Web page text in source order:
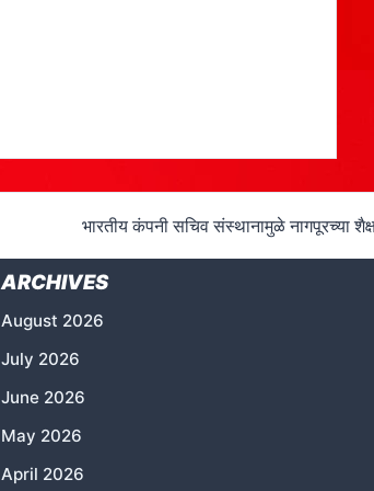
भारतीय कंपनी सचिव संस्थानामुळे नागपूरच्या
ARCHIVES
August 2026
July 2026
June 2026
May 2026
April 2026